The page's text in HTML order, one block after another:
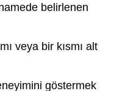
belirlenen
veya bir kısmı alt
göstermek